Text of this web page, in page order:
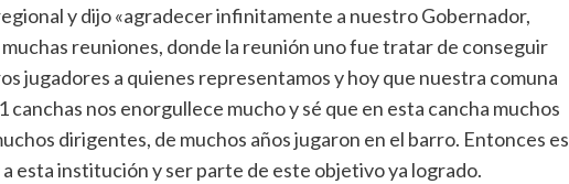
y dijo «agradecer infinitamente a nuestro Gobernador,
reuniones, donde la reunión uno fue tratar de conseguir
jugadores a quienes representamos y hoy que nuestra comuna
canchas nos enorgullece mucho y sé que en esta cancha muchos
dirigentes, de muchos años jugaron en el barro. Entonces es
esta institución y ser parte de este objetivo ya logrado.